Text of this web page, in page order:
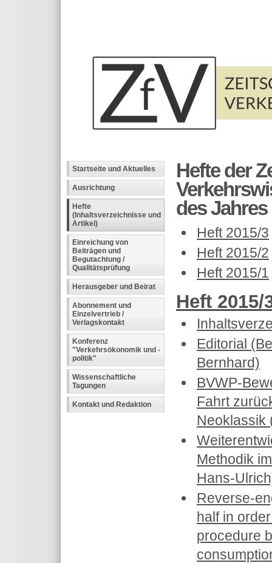
Startseite und Aktuelles
Ausrichtung
Hefte
(Inhaltsverzeichnisse und
Artikel)
Einreichung von
Beiträgen und
Begutachtung /
Qualitätsprüfung
Herausgeber und Beirat
Abonnement und
Einzelvertrieb /
Verlagskontakt
Konferenz
"Verkehrsökonomik und -
politik"
Wissenschaftliche
Tagungen
Kontakt und Redaktion
Hefte der
des Jahres
Heft 2015/3
Heft 2015/2
Heft 2015/1
Heft 2015/
Editorial
Bernhard)
BVWP-
Fahrt
Neoklassik
Methodik
Hans-
Reverse-
half in
procedure